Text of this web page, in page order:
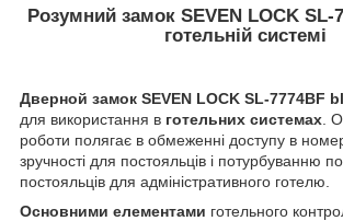
Розумний замок SEVEN LOCK SL-
готельній системі
Дверной замок SEVEN LOCK SL-7774BF
для використання в готельних системах .
роботи полягає в обмеженні доступу в
зручності для постояльців і потурбуванню
постояльців для адміністративного готелю.
Основними елементами готельного